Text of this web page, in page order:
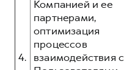
4.
Компанией и ее
партнерами,
оптимизация
процессов
взаимодействия с